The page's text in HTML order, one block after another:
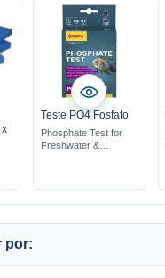
x
Teste PO4 Fosfato
Phosphate Test for
Freshwater &
por: